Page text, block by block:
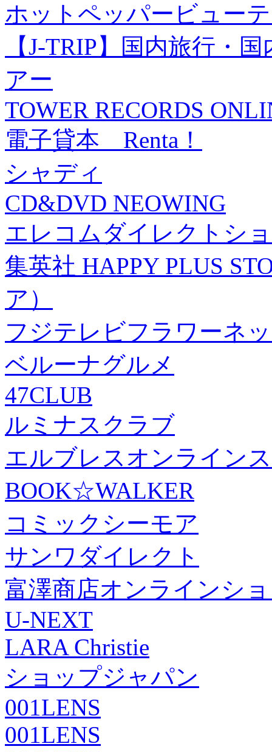
ホットペッパービュー
【J-TRIP】国内旅行・
アー
TOWER RECORDS
電子貸本 Renta！
シャディ
CD&DVD NEOWING
エレコムダイレクトシ
集英社 HAPPY PLUS
ア）
フジテレビフラワーネ
ベルーナグルメ
47CLUB
ルミナスクラブ
エルブレスオンライン
BOOK☆WALKER
コミックシーモア
サンワダイレクト
富澤商店オンラインシ
U-NEXT
LARA Christie
ショップジャパン
001LENS
001LENS